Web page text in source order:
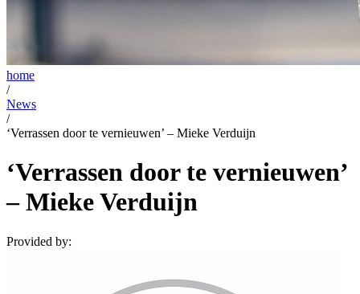
home
/
News
/
‘Verrassen door te vernieuwen’ – Mieke Verduijn
‘Verrassen door te vernieuwen’
– Mieke Verduijn
Provided by: